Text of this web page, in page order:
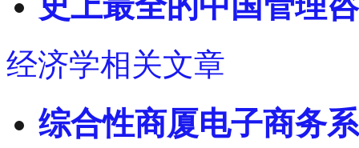
经济学相关文章
综合性商厦电子商务